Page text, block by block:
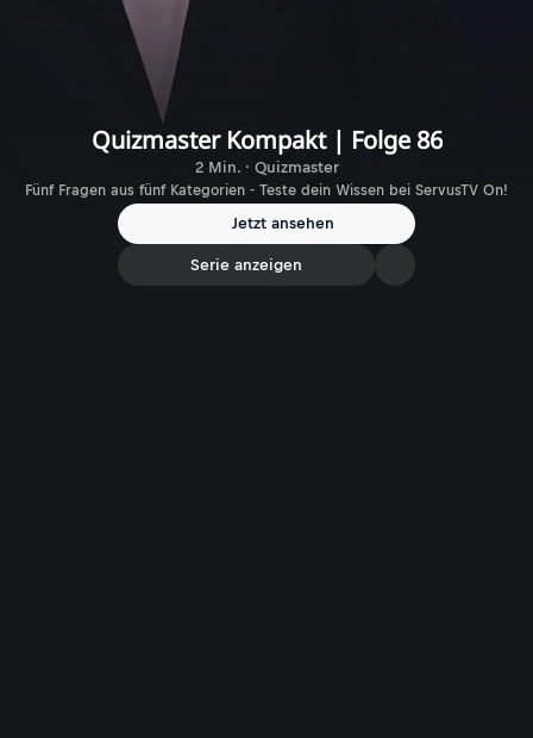
Quizmaster Kompakt | Folge 86
2 Min. · Quizmaster
Fünf Fragen aus fünf Kategorien - Teste dein Wissen bei ServusTV On!
Jetzt ansehen
Serie anzeigen